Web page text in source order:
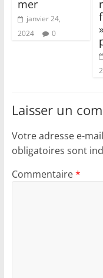
mer
janvier 24,
2024
0
Laisser un
Votre adresse e-
obligatoires sont
Commentaire*